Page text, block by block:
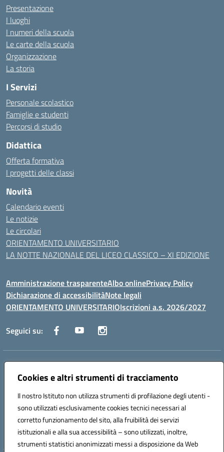
Cookies e altri strumenti di tracciamento
Il nostro Istituto non utilizza strumenti di profilazione degli utenti -
sono utilizzati esclusivamente cookies tecnici necessari al
corretto funzionamento del sito, alla fruibilità dei servizi
istituzionali e alla sua accessibilità – sono utilizzati, inoltre,
strumenti statistici anonimizzati messi a disposizione da Web
Presentazione
I luoghi
I numeri della scuola
Le carte della scuola
Organizzazione
La storia
I Servizi
Personale scolastico
Famiglie e studenti
Percorsi di studio
Didattica
Offerta formativa
I progetti delle classi
Novità
Calendario eventi
Le notizie
Le circolari
ORIENTAMENTO UNIVERSITARIO
LA NOTTE NAZIONALE DEL LICEO CLASSICO – XI EDIZIONE
Amministrazione trasparenteAlbo onlinePrivacy Policy
Dichiarazione di accessibilitàNote legali
ORIENTAMENTO UNIVERSITARIOIscrizioni a.s. 2026/2027
Seguici su:
Indirizzo:
Centralino:0882 331218 Email:fgps210002@istruzione.it
Codice fiscale: 93071630714
Codice meccanografico:
FGPS210002
Codice unico di fatturazione (CUF): UF7W9K